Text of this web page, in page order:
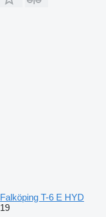
Falköping T-6 E HYD
19